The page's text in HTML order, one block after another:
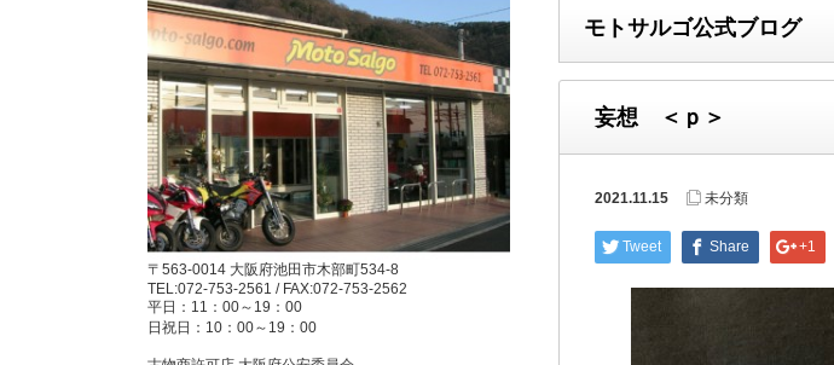
モトサルゴ公式ブログ
妄想 ＜ｐ＞
2021.11.15 未分類
Tweet Share +1
〒563-0014 大阪府池田市木部町534-8
TEL:072-753-2561 / FAX:072-753-2562
平日：11：00～19：00
日祝日：10：00～19：00